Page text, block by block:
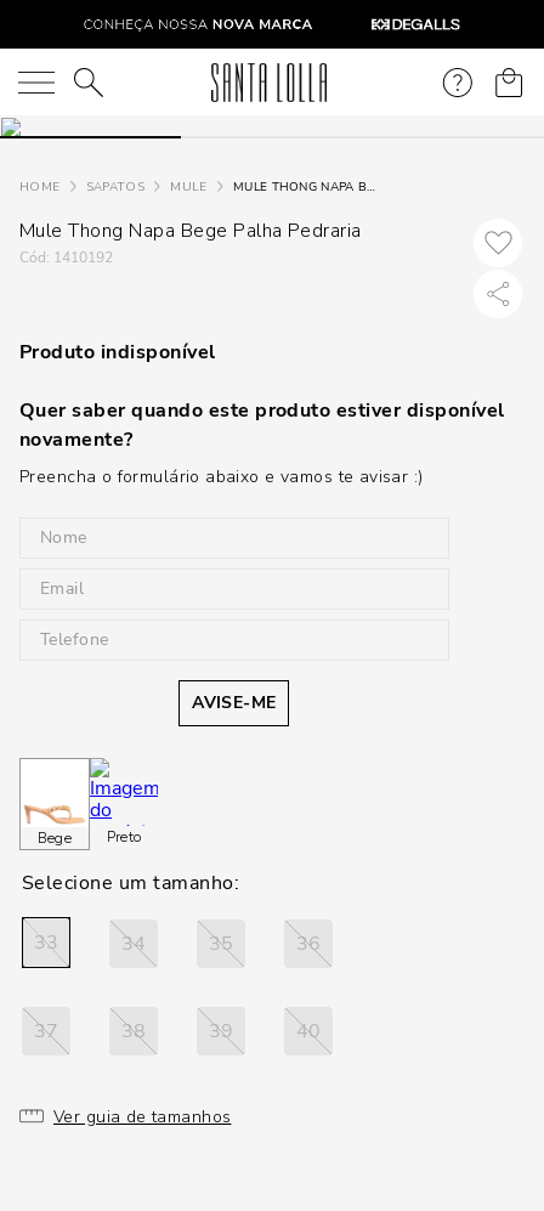
O que você está procurando?
SAPATOS MULE MULE THONG NAPA BEGE PALHA PEDRARIA
Mule Thong Napa Bege Palha Pedraria
: 1410192
Produto indisponível
Quer saber quando este produto estiver disponível
novamente?
Preencha o formulário abaixo e vamos te avisar :)
AVISE-ME
Bege Preto
33 34 35 36
37 38 39 40
Ver guia de tamanhos